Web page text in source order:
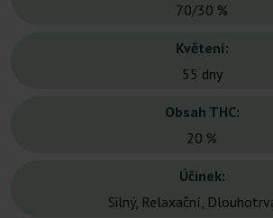
70/30 %
Květení:
55 dny
Obsah THC:
20 %
Účinek:
Silný, Relaxační,